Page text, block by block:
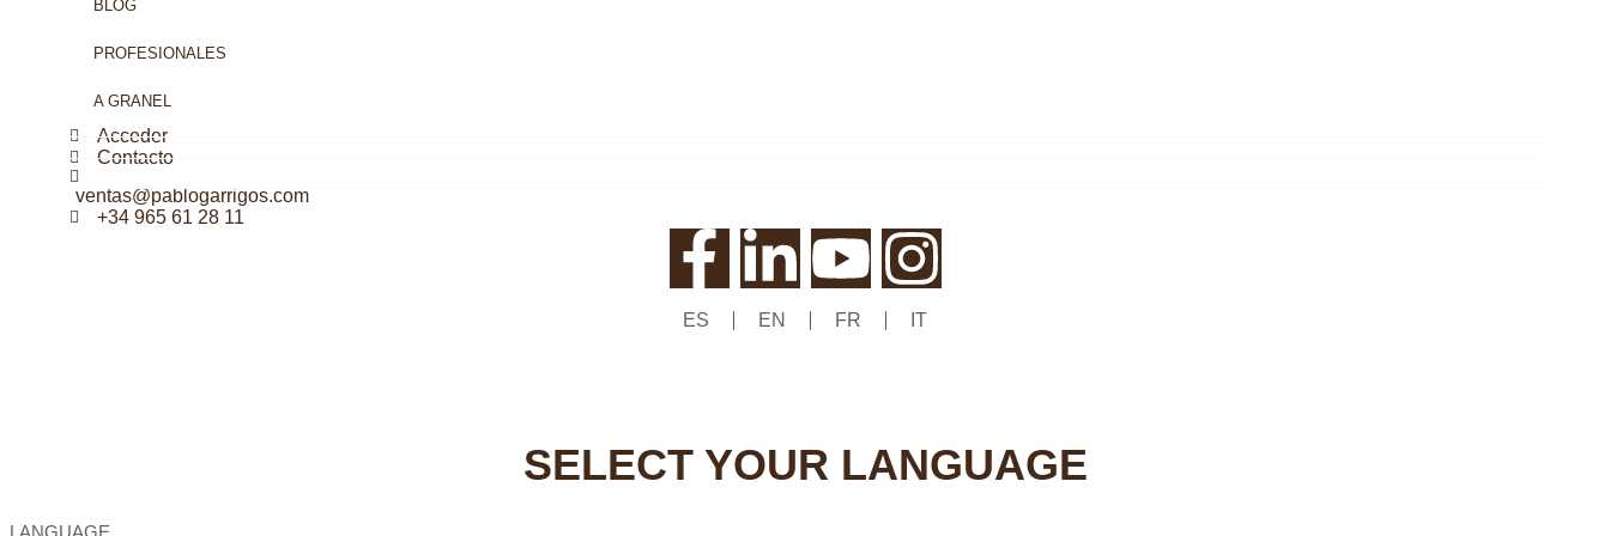
BLOG
PROFESIONALES
A GRANEL
Acceder
Contacto
ventas@pablogarrigos.com
+34 965 61 28 11
ES EN FR IT
SELECT YOUR LANGUAGE